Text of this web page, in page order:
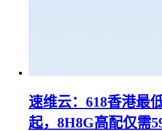
速维云：618香港最
起，8H8G高配仅需